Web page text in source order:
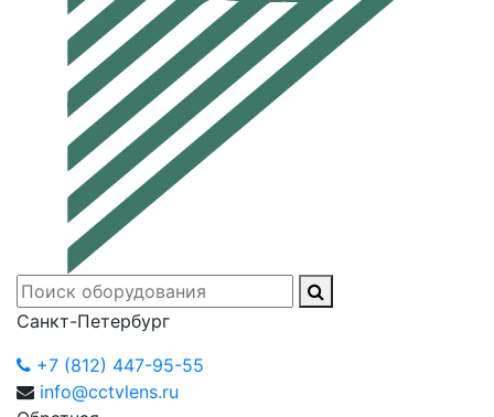
Санкт-Петербург
+7 (812) 447-95-55
info@cctvlens.ru